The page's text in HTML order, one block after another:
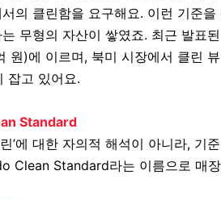
의 클린함을 요구해요. 이런 기준을
무형의 자산이 쌓였죠. 최근 발표된
원)에 이르며, 북미 시장에서 클린
잡고 있어요.
Standard
’에 대한 자의적 해석이 아니라, 기
Clean Standard라는 이름으로 매